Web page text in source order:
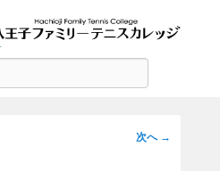
ミリーテニスカレッ
ジ
画
次へ →